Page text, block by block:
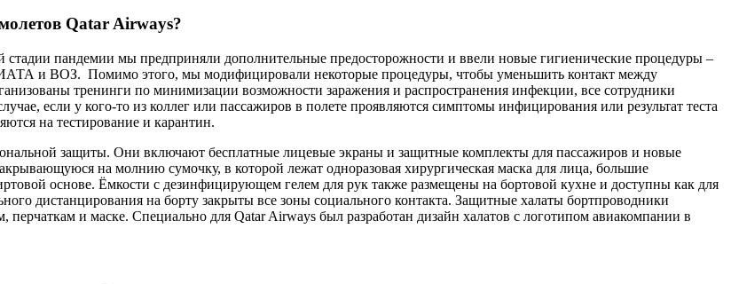
Qatar Airways?
пандемии мы предприняли дополнительные предосторожности и ввели новые гигиенические процедуры –
ИАТА и ВОЗ. Помимо этого, мы модифицировали некоторые процедуры, чтобы уменьшить контакт между
тренинги по минимизации возможности заражения и распространения инфекции, все сотрудники
если у кого-то из коллег или пассажиров в полете проявляются симптомы инфицирования или результат теста
на тестирование и карантин.
защиты. Они включают бесплатные лицевые экраны и защитные комплекты для пассажиров и новые
на молнию сумочку, в которой лежат одноразовая хирургическая маска для лица, большие
основе. Ёмкости с дезинфицирующем гелем для рук также размещены на бортовой кухне и доступны как для
дистанцирования на борту закрыты все зоны социального контакта. Защитные халаты бортпроводники
и маске. Специально для Qatar Airways был разработан дизайн халатов с логотипом авиакомпании в